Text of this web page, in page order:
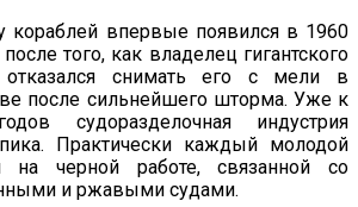
кораблей впервые появился в 1960
того, как владелец гигантского
отказался снимать его с мели в
после сильнейшего шторма. Уже к
судоразделочная индустрия
Практически каждый молодой
на черной работе, связанной со
и ржавыми судами.